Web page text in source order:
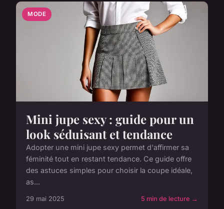
MODE
Mini jupe sexy : guide pour un
look séduisant et tendance
Adopter une mini jupe sexy permet d'affirmer sa
féminité tout en restant tendance. Ce guide offre
des astuces simples pour choisir la coupe idéale,
as...
29 mai 2025 5 min de lecture →